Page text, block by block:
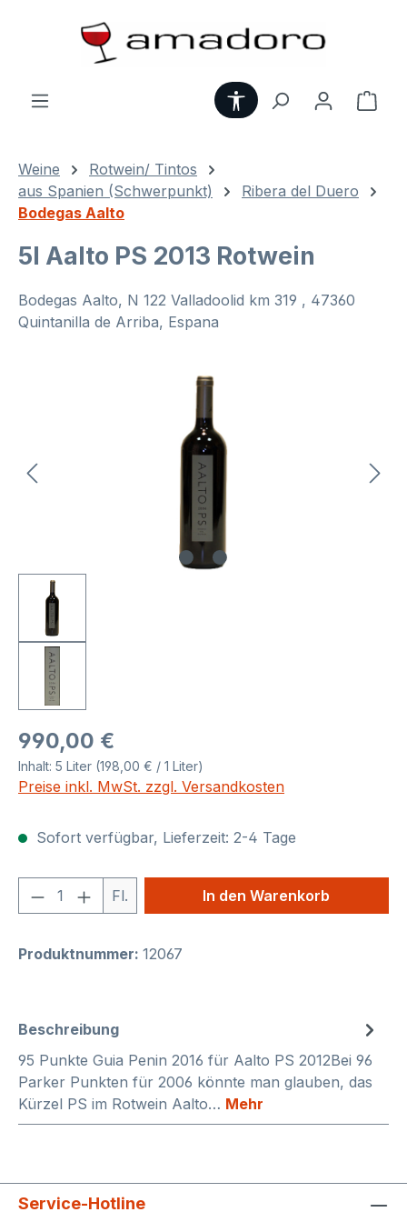
Zum Hauptinhalt springen
Werkzeugleiste
Weine
Rotwein/ Tintos
aus Spanien (Schwerpunkt)
Ribera del Duero
Bodegas Aalto
5l Aalto PS 2013 Rotwein
Bodegas Aalto, N 122 Valladoolid km 319 , 47360
Quintanilla de Arriba, Espana
Bildergalerie überspringen
Regulärer Preis:
990,00 €
Inhalt: 5 Liter (198,00 € / 1 Liter)
Preise inkl. MwSt. zzgl. Versandkosten
Sofort verfügbar, Lieferzeit: 2-4 Tage
Produkt Anzahl: Gib den
Fl. In den Warenkorb
Produktnummer: 12067
Beschreibung
95 Punkte Guia Penin 2016 für Aalto PS 2012Bei 96
Parker Punkten für 2006 könnte man glauben, das
Kürzel PS im Rotwein Aalto… Mehr
Service-Hotline